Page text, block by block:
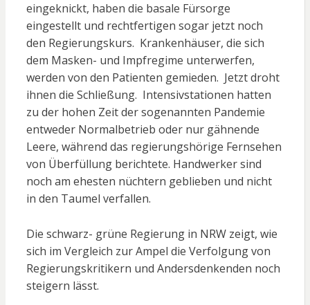
eingeknickt, haben die basale Fürsorge
eingestellt und rechtfertigen sogar jetzt noch
den Regierungskurs. Krankenhäuser, die sich
dem Masken- und Impfregime unterwerfen,
werden von den Patienten gemieden. Jetzt droht
ihnen die Schließung. Intensivstationen hatten
zu der hohen Zeit der sogenannten Pandemie
entweder Normalbetrieb oder nur gähnende
Leere, während das regierungshörige Fernsehen
von Überfüllung berichtete. Handwerker sind
noch am ehesten nüchtern geblieben und nicht
in den Taumel verfallen.
Die schwarz- grüne Regierung in NRW zeigt, wie
sich im Vergleich zur Ampel die Verfolgung von
Regierungskritikern und Andersdenkenden noch
steigern lässt.